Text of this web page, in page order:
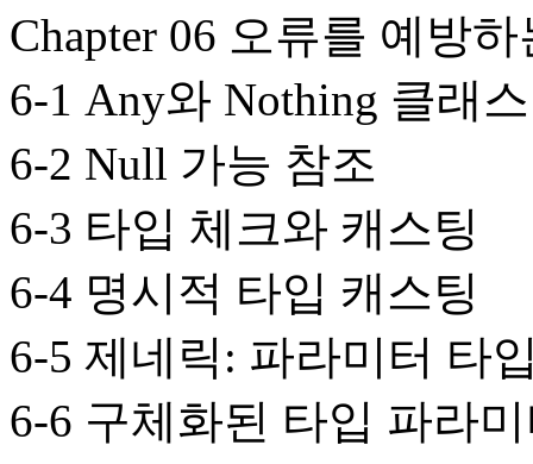
Chapter 06 오류를 예방
6-1 Any와 Nothing 클래스
6-2 Null 가능 참조
6-3 타입 체크와 캐스팅
6-4 명시적 타입 캐스팅
6-5 제네릭: 파라미터 타
6-6 구체화된 타입 파라